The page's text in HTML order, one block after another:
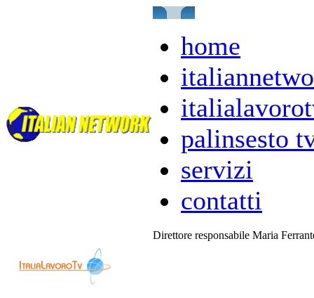
home
palinsesto
servizi
contatti
Direttore responsabile Maria